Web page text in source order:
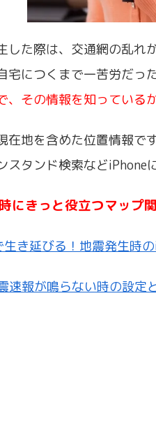
した際は、交通網の乱れ
宅につくまで一苦労だっ
、その情報を知っている
在地を含めた位置情報で
スタンド検索など
にきっと役立つマップ
生き延びる！地震発生時
速報が鳴らない時の設定